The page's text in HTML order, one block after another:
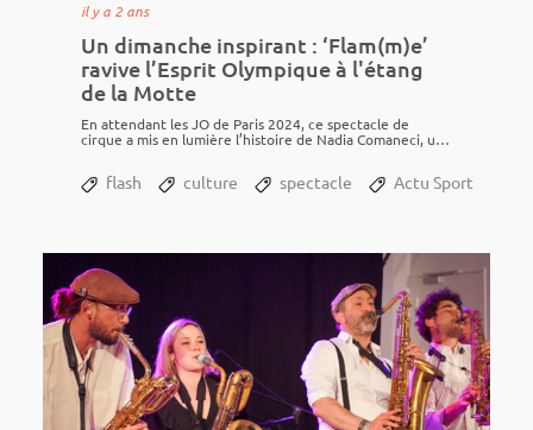
Un dimanche inspirant : ‘Flam(m)e’
ravive l’Esprit Olympique à l'étang
de la Motte
il y a 2 ans
En atten­dant les JO de Paris 2024, ce spec­tacle de
cirque a mis en lumière l’his­toire de Nadia Coma­neci, une
flash culture spectacle Actu Sport